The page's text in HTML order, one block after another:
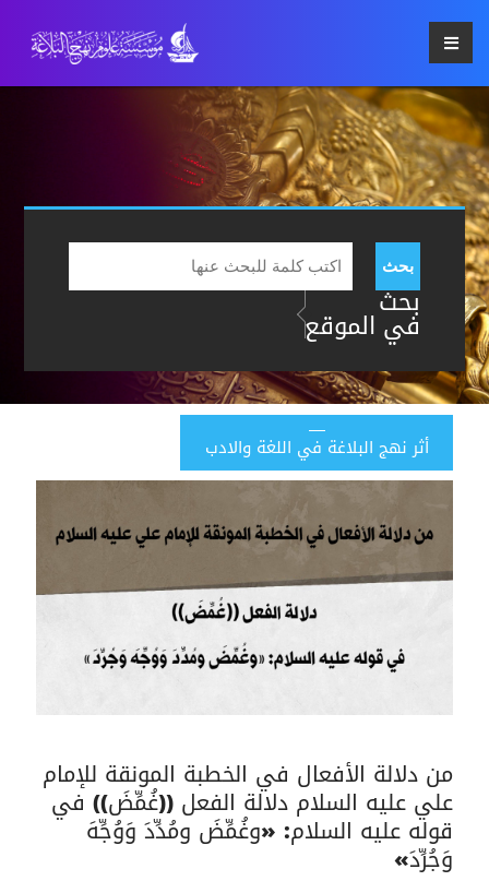
بحث
بحث
في الموقع
أثر نهج البلاغة في اللغة والادب
من دلالة الأفعال في الخطبة المونقة للإمام
علي عليه السلام دلالة الفعل ((غُمِّضَ)) في
قوله عليه السلام: «وغُمِّضَ ومُدِّدَ وَوُجِّهَ
وَجُرِّدَ»